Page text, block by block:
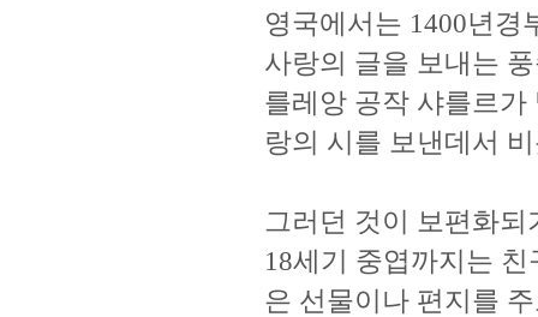
영국에서는 1400년경
사랑의 글을 보내는
를레앙 공작 샤를르
랑의 시를 보낸데서
그러던 것이 보편화
18세기 중엽까지는
은 선물이나 편지를